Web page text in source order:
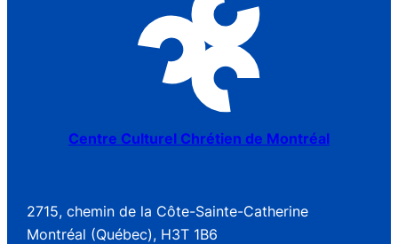
Centre Culturel Chrétien de Montréal
2715, chemin de la Côte-Sainte-Catherine
Montréal (Québec), H3T 1B6